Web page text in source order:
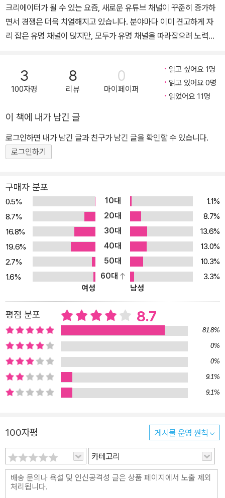
크리에이터가 될 수 있는 요즘, 새로운 유튜브 채널이 꾸준히 증가하
면서 경쟁은 더욱 치열해지고 있습니다. 분야마다 이미 견고하게 자
리 잡은 유명 채널이 많지만, 모두가 유명 채널을 따라잡으려 노력하
든 일어날 수 있습니다. 그러다 보니 재미있고 유익한 콘텐츠를 제작
하는 것은 기본이고, 남과 다른 경쟁력까지 갖춰야 하는 상황입니다.
이 책은 '디자인'이라는 경쟁력을 갖출 수 있도록 도와주는 책입니다.
도록 배너나 프로필 이미지를 제대로 갖추고, 수많은 경쟁 콘텐츠 중
에서 내 콘텐츠를 클릭하도록 유도하는 섬네일부터, 영상 콘텐츠의
매력을 높여 주는 다양한 이미지 소스까지 직접 만들어 활용해 보세
요. 콘텐츠는 더욱 풍성해지고, 채널은 활기가 넘칠 것입니다. 섬네일
보자! 1. 만능 그래픽 도구 포토샵을 배울 수 있습니다 포토샵은 매년
업데이트되고 있으며, 간단한 합성이나 보정은 인공지능 기능 덕분에
클릭 한 번이면 처리할 수 있을 정도로 강력해졌습니다. 이런 포토샵
을 배워 놓는다면 꼭 유튜브 채널 운영뿐 아니라 모든 디자인에 활용
할 수 있습니다. 포토샵을 한 번도 다뤄 본 적이 없더라도 실습을 따라
하면서 자연스럽게 배울 수 있습니다. 2. 유튜브 채널 운영에 필요한
디자인은 모두 다 담았습니다 유튜브 채널을 운영하려면 필수 요소로
채널의 특성을 표현할 수 있는 배너와 프로필, 영상 콘텐츠를 대표할
섬네일이 필요합니다. 이외에도 영상 편집에 사용할 자막이나 네임
스티커 등의 디자인 소스가 있다면 더욱 풍성한 영상을 완성할 수 있
습니다. 이 책에는 디자인 요소별 다양한 스타일의 실습을 제공하여
채널의 특성에 따라 골라서 실습하고 활용할 수 있습니다. 3. 동영상
강의로 궁금할 틈이 없습니다 책에서 실습하는 모든 내용은 저자의
유튜브 채널인 <롤스토리 디자인 연구소>에서 동영상 강의를 제공합
니다. 각 실습마다 QR 코드가 배치되어 있으므로 필요할 때마다 빠
르게 접속하여 동영상 강의를 시청할 수 있습니다. 또한 궁금한 내용
시면 빠르게 답변해 드립니다. 이 책의 대상 독자 유튜브 채널을 시작
하려는 예비 크리에이터 좀 더 풍성하고 멋진 채널을 꾸미고 싶은 현
역 유튜브 크리에이터 재미있는 예제와 동영상 강의로 포토샵을 배우
고 싶은 예비 디자이너 포토샵을 배워 활용하려는 인플루언서
3
100자평
8
리뷰
0
마이페이퍼
읽고 싶어요 1명
읽고 있어요 0명
읽었어요 11명
이 책에 내가 남긴 글
로그인하면 내가 남긴 글과 친구가 남긴 글을 확인할 수 있습니다.
로그인하기
구매자 분포
0.5% 10대
1.1%
8.7%
20대
8.7%
16.8%
30대
13.6%
19.6%
40대
13.0%
2.7%
50대
10.3%
1.6%
60대
3.3%
여성
남성
평점 분포 8.7
81.8%
0%
0%
9.1%
9.1%
100자평 게시물 운영 원칙
카테고리